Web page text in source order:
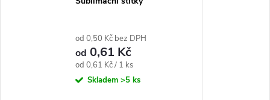
od 0,50 Kč bez DPH
od 0,61 Kč
Měrná
cena:
od 0,61 Kč / 1 ks
Skladem >5 ks